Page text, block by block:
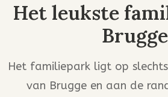
Het leukste
Brugge
Het familiepark ligt op
van Brugge en aan de